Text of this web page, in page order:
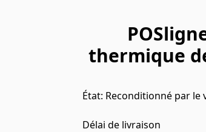
thermique
État: Reconditionné par le
Délai de livraison